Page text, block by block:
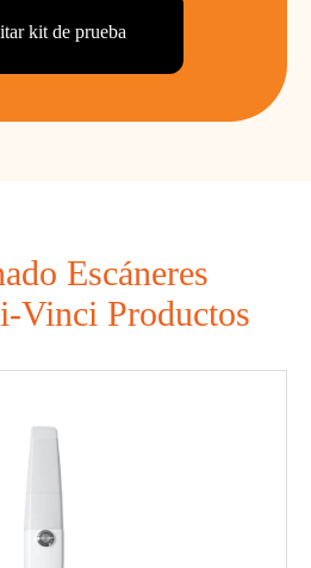
kit de prueba
Escáneres
Vinci Productos